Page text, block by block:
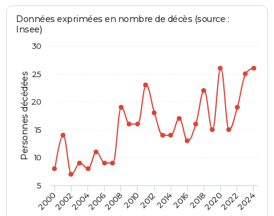
Personnes décédées
Données exprimées en nombre de décès (source :
Insee)
2000200220042006200820102012201420162018202020222024
5
10
15
20
25
30